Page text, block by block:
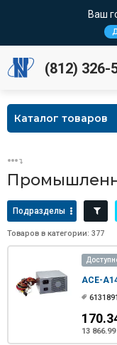
Ваш
(812) 326-
Каталог товаров
Подразделы
Товаров в категории: 377
ACE-
6131891
13